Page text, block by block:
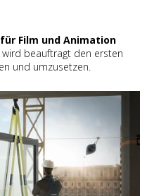
Film und Animation
beauftragt den ersten
und umzusetzen.